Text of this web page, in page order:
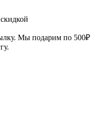
Мы подарим по 500₽